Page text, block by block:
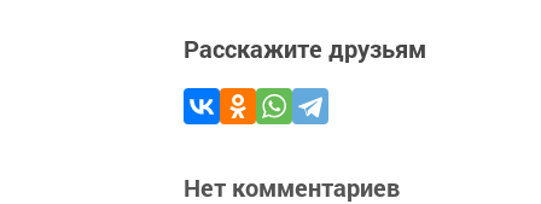
Расскажите друзьям
Нет комментариев